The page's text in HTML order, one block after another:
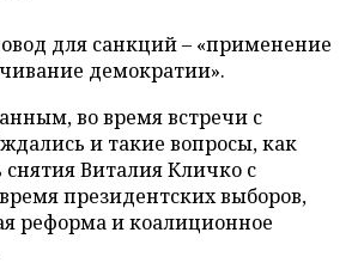
для санкций – «применение
демократии».
во время встречи с
и такие вопросы, как
Виталия Кличко с
президентских выборов,
реформа и коалиционное